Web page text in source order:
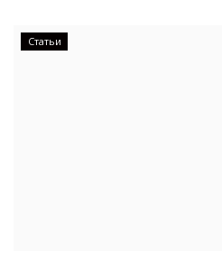
Статьи